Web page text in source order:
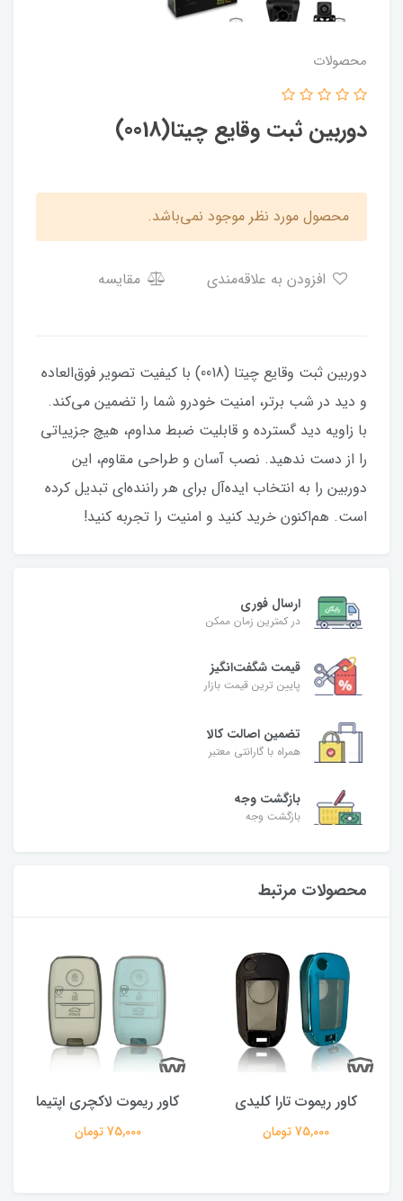
محصولات
دوربین ثبت وقایع چیتا(0018)
محصول مورد نظر موجود نمی‌باشد.
مقایسه
دوربین ثبت وقایع چیتا (0018) با کیفیت تصویر فوق‌العاده
و دید در شب برتر، امنیت خودرو شما را تضمین می‌کند.
با زاویه دید گسترده و قابلیت ضبط مداوم، هیچ جزییاتی
را از دست ندهید. نصب آسان و طراحی مقاوم، این
دوربین را به انتخاب ایده‌آل برای هر راننده‌ای تبدیل کرده
است. هم‌اکنون خرید کنید و امنیت را تجربه کنید!
ارسال فوری
در کمترین زمان ممکن
قیمت شگفت‌انگیز
پایین ترین قیمت بازار
تضمین اصالت کالا
همراه با گارانتی معتبر
بازگشت وجه
بازگشت وجه
محصولات مرتبط
کاور ریموت تارا کلیدی
75,000 تومان
کاور ریموت لاکچری اپتیما
75,000 تومان